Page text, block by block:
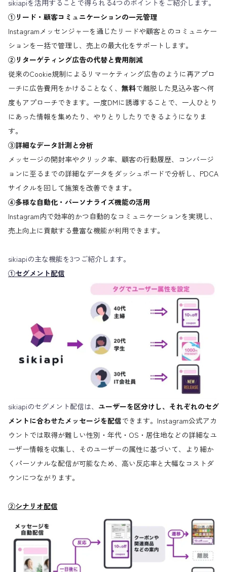
sikiapiを活用することで得られる4つのポイントをご紹介します。
①リード・顧客コミュニケーションの一元管理
Instagramメッセンジャーを通じたリードや顧客とのコミュニケー
ションを一括で管理し、売上の最大化をサポートします。
②リターゲティング広告の代替と費用削減
従来のCookie規制によるリマーケティング広告のように再アプロ
ーチに広告費用をかけることなく、 無料で離脱した見込み客へ何
度もアプローチできます。一度DMに誘導することで、一人ひとり
にあった情報を集めたり、やりとりしたりできるようになりま
す。
③詳細なデータ計測と分析
メッセージの開封率やクリック率、顧客の行動履歴、コンバージ
ョンに至るまでの詳細なデータをダッシュボードで分析し、PDCA
サイクルを回して施策を改善できます。
④多様な自動化・パーソナライズ機能の活用
Instagram内で効率的かつ自動的なコミュニケーションを実現し、
売上向上に貢献する豊富な機能が利用できます。
sikiapiの主な機能を3つご紹介します。
①セグメント配信
sikiapiのセグメント配信は、 ユーザーを区分けし、それぞれのセグ
メントに合わせたメッセージを配信できます。Instagram公式アカ
ウントでは取得が難しい性別・年代・OS・居住地などの詳細なユ
ーザー情報を収集し、そのユーザーの属性に基づいて、より細か
くパーソナルな配信が可能なため、高い反応率と大幅なコストダ
ウンにつながります。
②シナリオ配信